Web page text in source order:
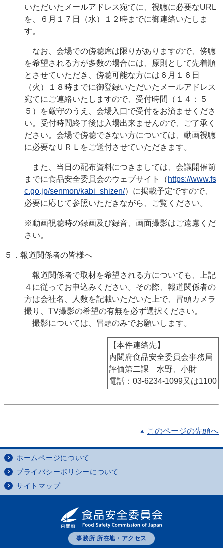
いただいたメールアドレス宛てに、視聴に必要なURL
を、６月１７日（水）１２時までに御連絡いたしま
す。
なお、会場での傍聴席は限りがありますので、傍聴
を希望される方が多数の場合には、原則として先着順
とさせていただき、傍聴可能な方には６月１６日
（火）１８時までに御登録いただいたメールアドレス
宛てにご連絡いたしますので、受付時間（１４：５
５）を厳守のうえ、会場入口で受付をお済ませくださ
い。受付時間終了後は入場出来ませんので、ご了承く
ださい。会場で傍聴できない方については、動画視聴
に必要なＵＲＬをご送付させていただきます。
また、当日の配布資料につきましては、会議開催前
までに食品安全委員会のウェブサイト（ https://www.fs
c.go.jp/senmon/kabi_shizen/）に掲載予定ですので、
必要に応じて参照いただきながら、ご覧ください。
※動画視聴時の録画及び録音、画面撮影はご遠慮くだ
さい。
５．報道関係者の皆様へ
報道関係者で取材を希望される方についても、上記
４に従ってお申込みください。その際、報道関係者の
方は会社名、人数を記載いただいた上で、冒頭カメラ
撮り、TV撮影の希望の有無を必ず選択ください。
撮影については、冒頭のみでお願いします。
【本件連絡先】
内閣府食品安全委員会事務局
評価第二課 水野、小財
電話：03-6234-1099又は1100
このページの先頭へ
ホームページについて
プライバシーポリシーについて
サイトマップ
事務所 所在地・アクセス